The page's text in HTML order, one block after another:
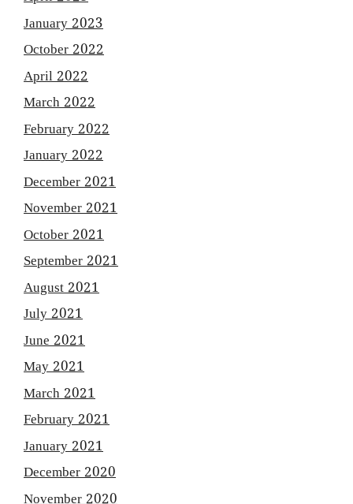
January 2023
October 2022
April 2022
March 2022
February 2022
January 2022
December 2021
November 2021
October 2021
September 2021
August 2021
July 2021
June 2021
May 2021
March 2021
February 2021
January 2021
December 2020
November 2020